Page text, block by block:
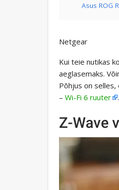
Asus ROG
Netgear
Kui teie nutikas
aeglasemaks.
Põhjus on
– Wi-Fi 6 ruuter .
Z-Wave